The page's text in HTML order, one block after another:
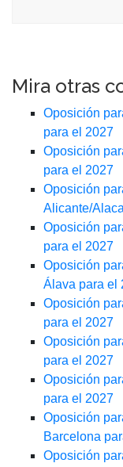
Mira otras
Oposición
para el 2027
Oposición
para el 2027
Oposición
Alicante/
Oposición
para el 2027
Oposición
Álava para el
Oposición
para el 2027
Oposición
para el 2027
Oposición
para el 2027
Oposición
Barcelona
Oposición